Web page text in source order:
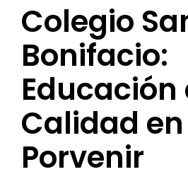
Colegio
Bonifacio:
Educación
Calidad
Porvenir